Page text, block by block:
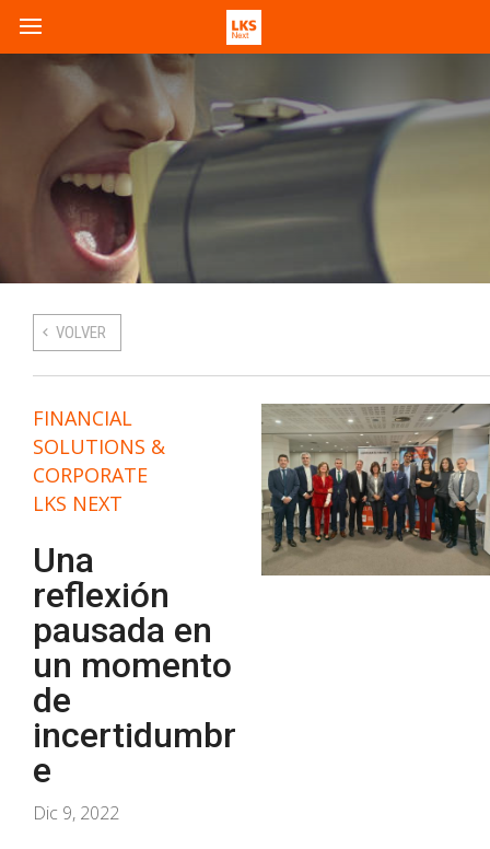
VOLVER
FINANCIAL
SOLUTIONS &
CORPORATE
LKS NEXT
Una
reflexión
pausada en
un momento
de
incertidumbr
e
Dic 9, 2022